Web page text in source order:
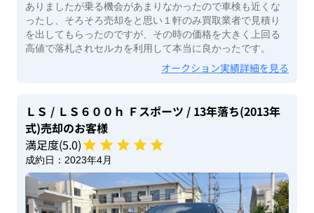
ありましたが乗る機会があまりなかったので車検も近くな
ったし、そろそろ売却をと思い１軒のみ買取業者で見積り
を出してもらったのですが、その時の価格を大きく上回る
高値で落札されセルカを利用して本当に良かったです。
オークション実績詳細を見る
ＬＳ / ＬＳ６００ｈ Ｆスポーツ / 13年落ち(2013年
式)売却のお客様
満足度(5.0)
成約日： 2023年4月